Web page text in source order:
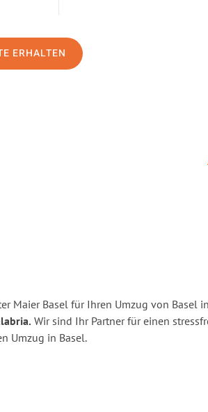
ERHALTEN
Maier Basel für Ihren Umzug von Basel in
Wir sind Ihr Partner für einen
Umzug in Basel.